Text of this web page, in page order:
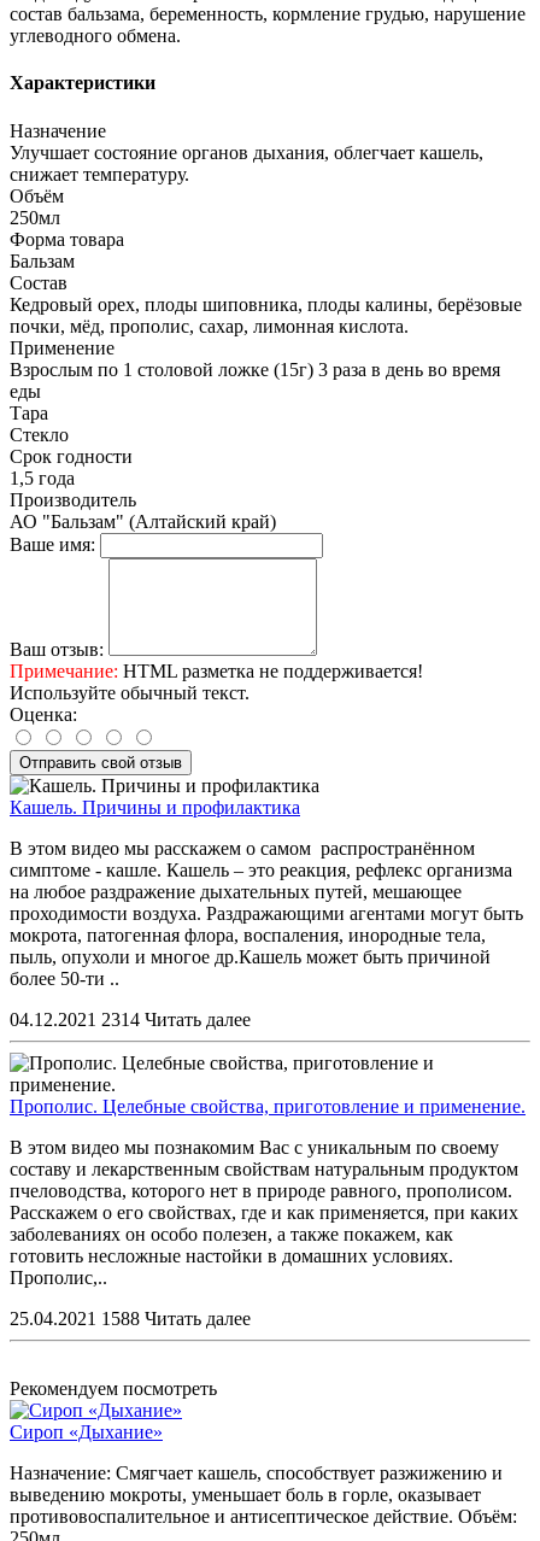
состав бальзама, беременность, кормление грудью, нарушение
углеводного обмена.
Характеристики
Назначение
Улучшает состояние органов дыхания, облегчает кашель,
снижает температуру.
Объём
250мл
Форма товара
Бальзам
Состав
Кедровый орех, плоды шиповника, плоды калины, берёзовые
почки, мёд, прополис, сахар, лимонная кислота.
Применение
Взрослым по 1 столовой ложке (15г) 3 раза в день во время
еды
Тара
Стекло
Срок годности
1,5 года
Производитель
АО "Бальзам" (Алтайский край)
Ваше имя:
Ваш отзыв:
Примечание: HTML разметка не поддерживается!
Используйте обычный текст.
Оценка:
Отправить свой отзыв
Кашель. Причины и профилактика
В этом видео мы расскажем о самом распространённом
симптоме - кашле. Кашель – это реакция, рефлекс организма
на любое раздражение дыхательных путей, мешающее
проходимости воздуха. Раздражающими агентами могут быть
мокрота, патогенная флора, воспаления, инородные тела,
пыль, опухоли и многое др.Кашель может быть причиной
более 50-ти ..
04.12.2021 2314 Читать далее
Прополис. Целебные свойства, приготовление и применение.
В этом видео мы познакомим Вас с уникальным по своему
составу и лекарственным свойствам натуральным продуктом
пчеловодства, которого нет в природе равного, прополисом.
Расскажем о его свойствах, где и как применяется, при каких
заболеваниях он особо полезен, а также покажем, как
готовить несложные настойки в домашних условиях.
Прополис,..
25.04.2021 1588 Читать далее
Рекомендуем посмотреть
Сироп «Дыхание»
Назначение: Смягчает кашель, способствует разжижению и
выведению мокроты, уменьшает боль в горле, оказывает
противовоспалительное и антисептическое действие. Объём: